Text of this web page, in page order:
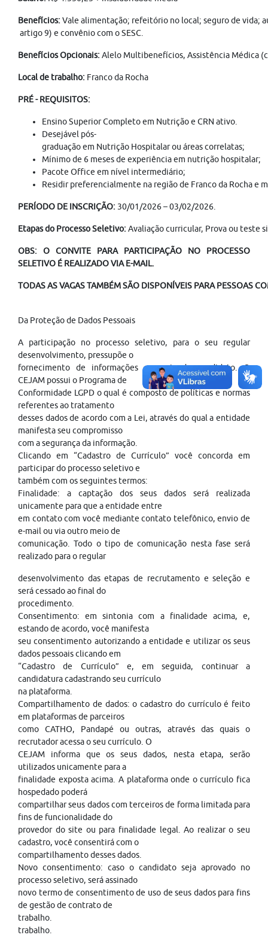
Benefícios:Vale alimentação; refeitório no local; seguro de vida;
artigo 9) e convênio com o SESC.
Benefícios Opcionais:Alelo Multibenefícios, Assistência Médica
Local de trabalho: Franco da Rocha
PRÉ - REQUISITOS:
Ensino Superior Completo em Nutrição e CRN ativo.
Desejável pós-
graduação em Nutrição Hospitalar ou áreas correlatas;
Mínimo de 6 meses de experiência em nutrição hospitalar;
Pacote Office em nível intermediário;
Residir preferencialmente na região de Franco da Rocha e
PERÍODO DE INSCRIÇÃO: 30/01/2026 – 03/02/2026.
Etapas do Processo Seletivo:Avaliação curricular, Prova ou teste
OBS: O CONVITE PARA PARTICIPAÇÃO NO PROCESSO
SELETIVO É REALIZADO VIA E-MAIL.
TODAS AS VAGAS TAMBÉM SÃO DISPONÍVEIS PARA PESSOAS
Da Proteção de Dados Pessoais
A participação no processo seletivo, para o seu regular
desenvolvimento, pressupõe o
fornecimento de informações pessoais do candidato. O
CEJAM possui o Programa de
Conformidade LGPD o qual é composto de políticas e normas
referentes ao tratamento
desses dados de acordo com a Lei, através do qual a entidade
manifesta seu compromisso
com a segurança da informação.
Clicando em “Cadastro de Currículo” você concorda em
participar do processo seletivo e
também com os seguintes termos:
Finalidade: a captação dos seus dados será realizada
unicamente para que a entidade entre
em contato com você mediante contato telefônico, envio de
e-mail ou via outro meio de
comunicação. Todo o tipo de comunicação nesta fase será
realizado para o regular
desenvolvimento das etapas de recrutamento e seleção e
será cessado ao final do
procedimento.
Consentimento: em sintonia com a finalidade acima, e,
estando de acordo, você manifesta
seu consentimento autorizando a entidade e utilizar os seus
dados pessoais clicando em
“Cadastro de Currículo” e, em seguida, continuar a
candidatura cadastrando seu currículo
na plataforma.
Compartilhamento de dados: o cadastro do currículo é feito
em plataformas de parceiros
como CATHO, Pandapé ou outras, através das quais o
recrutador acessa o seu currículo. O
CEJAM informa que os seus dados, nesta etapa, serão
utilizados unicamente para a
finalidade exposta acima. A plataforma onde o currículo fica
hospedado poderá
compartilhar seus dados com terceiros de forma limitada para
fins de funcionalidade do
provedor do site ou para finalidade legal. Ao realizar o seu
cadastro, você consentirá com o
compartilhamento desses dados.
Novo consentimento: caso o candidato seja aprovado no
processo seletivo, será assinado
novo termo de consentimento de uso de seus dados para fins
de gestão de contrato de
trabalho.
trabalho.